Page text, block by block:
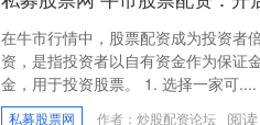
在牛市行情中，股票配资成为投资者
资，是指投资者以自有资金作为保证
金，用于投资股票。 1. 选择一家可....
私募股票网 作者：炒股配资论坛 阅读